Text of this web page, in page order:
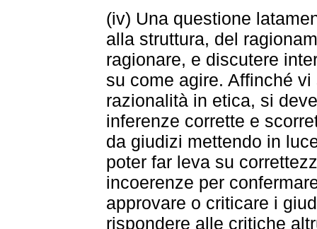
(iv) Una questione
alla struttura, del
ragionare, e discutere
su come agire. Affinché
razionalità in etica, si
inferenze corrette e
da giudizi mettendo in
poter far leva su
incoerenze per
approvare o criticare i
rispondere alle critiche